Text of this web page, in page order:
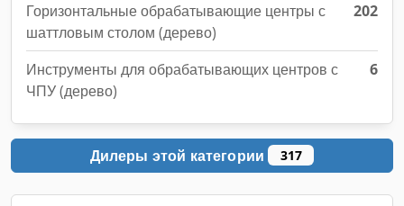
Горизонтальные обрабатывающие центры с
шаттловым столом (дерево)
202
Инструменты для обрабатывающих центров с
ЧПУ (дерево)
6
Дилеры этой категории 317